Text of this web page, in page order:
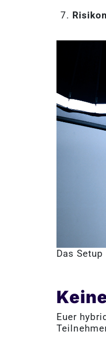
Das
Euer